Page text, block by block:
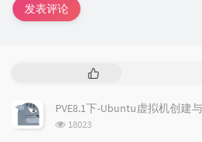
发表评论
文
PVE8.1下-Ubuntu虚拟机创建
浏
18023